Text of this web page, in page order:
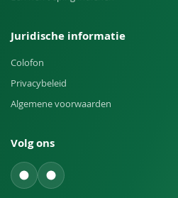
Juridische informatie
Colofon
Privacybeleid
Algemene voorwaarden
Volg ons